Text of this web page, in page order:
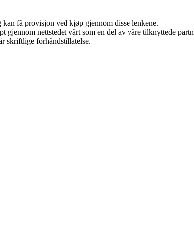
få provisjon ved kjøp gjennom disse lenkene.
nettstedet vårt som en del av våre tilknyttede
skriftlige forhåndstillatelse.